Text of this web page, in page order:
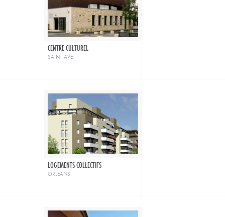
CENTRE CULTUREL
saint-ave
LOGEMENTS COLLECTIFS
orleans